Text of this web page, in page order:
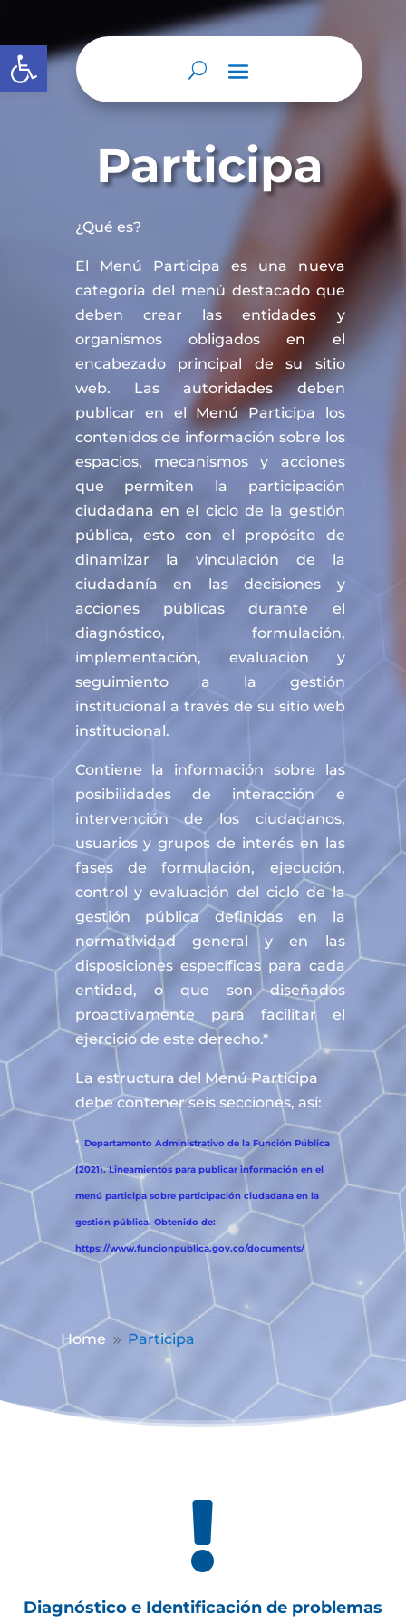
Abrir barra de herramientas
Participa
¿Qué es?
El Menú Participa es una nueva
categoría del menú destacado que
deben crear las entidades y
organismos obligados en el
encabezado principal de su sitio
web. Las autoridades deben
publicar en el Menú Participa los
contenidos de información sobre los
espacios, mecanismos y acciones
que permiten la participación
ciudadana en el ciclo de la gestión
pública, esto con el propósito de
dinamizar la vinculación de la
ciudadanía en las decisiones y
acciones públicas durante el
diagnóstico, formulación,
implementación, evaluación y
seguimiento a la gestión
institucional a través de su sitio web
institucional.
Contiene la información sobre las
posibilidades de interacción e
intervención de los ciudadanos,
usuarios y grupos de interés en las
fases de formulación, ejecución,
control y evaluación del ciclo de la
gestión pública definidas en la
normatividad general y en las
disposiciones específicas para cada
entidad, o que son diseñados
proactivamente para facilitar el
ejercicio de este derecho.*
La estructura del Menú Participa
debe contener seis secciones, así:
* Departamento Administrativo de la Función Pública
(2021). Lineamientos para publicar información en el
menú participa sobre participación ciudadana en la
gestión pública. Obtenido de:
https://www.funcionpublica.gov.co/documents/
Home 9 Participa

Diagnóstico e Identificación de problemas